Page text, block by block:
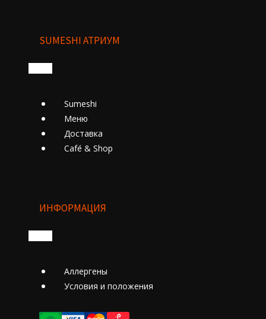
SUMESHI АТРИУМ
Sumeshi
Меню
Доставка
Cafе́ & Shop
ИНФОРМАЦИЯ
Аллергены
Условия и положения